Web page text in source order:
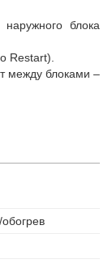
блока
Restart).
между блоками –